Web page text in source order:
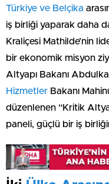
Türkiye ve Belçika
iş birliği yaparak daha
Kraliçesi Mathilde’nin
bir ekonomik misyon
Altyapı Bakanı
Hizmetler Bakanı
düzenlenen “Kritik
paneli, güçlü bir iş